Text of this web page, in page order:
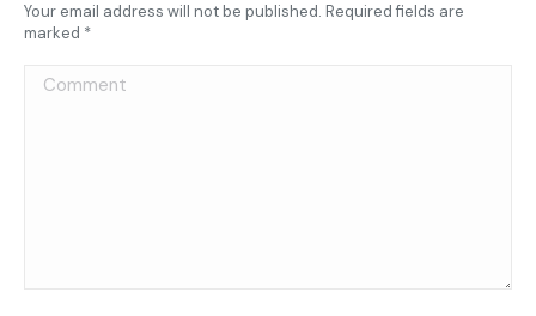
Your email address will not be published. Required fields are
marked *
Comment